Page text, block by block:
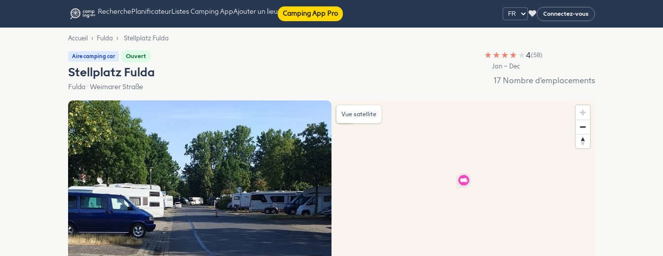
RecherchePlanificateurListes Camping AppAjouter un lieu Camping App Pro ♥ Connectez-vous
Accueil › Fulda › Stellplatz Fulda
Aire camping car Ouvert
Stellplatz Fulda
Fulda · Weimarer Straße
★ ★ ★ ★ ★4(58)
Jan – Dec
17 Nombre d’emplacements
Vue satellite